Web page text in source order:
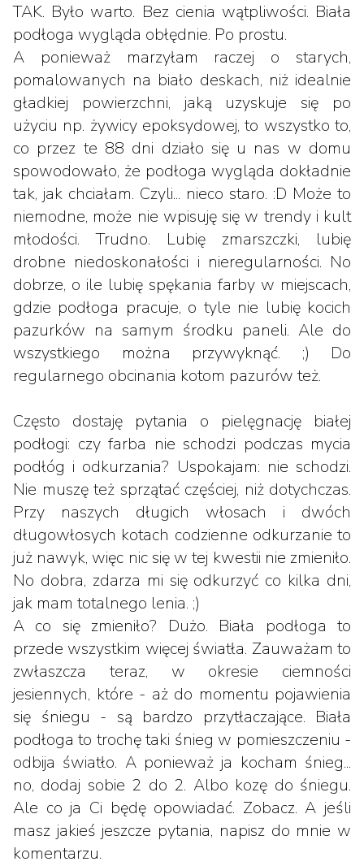
TAK. Było warto. Bez cienia wątpliwości. Biała
podłoga wygląda obłędnie. Po prostu.
A ponieważ marzyłam raczej o starych,
pomalowanych na biało deskach, niż idealnie
gładkiej powierzchni, jaką uzyskuje się po
użyciu np. żywicy epoksydowej, to wszystko to,
co przez te 88 dni działo się u nas w domu
spowodowało, że podłoga wygląda dokładnie
tak, jak chciałam. Czyli... nieco staro. :D Może to
niemodne, może nie wpisuję się w trendy i kult
młodości. Trudno. Lubię zmarszczki, lubię
drobne niedoskonałości i nieregularności. No
dobrze, o ile lubię spękania farby w miejscach,
gdzie podłoga pracuje, o tyle nie lubię kocich
pazurków na samym środku paneli. Ale do
wszystkiego można przywyknąć. ;) Do
regularnego obcinania kotom pazurów też.
Często dostaję pytania o pielęgnację białej
podłogi: czy farba nie schodzi podczas mycia
podłóg i odkurzania? Uspokajam: nie schodzi.
Nie muszę też sprzątać częściej, niż dotychczas.
Przy naszych długich włosach i dwóch
długowłosych kotach codzienne odkurzanie to
już nawyk, więc nic się w tej kwestii nie zmieniło.
No dobra, zdarza mi się odkurzyć co kilka dni,
jak mam totalnego lenia. ;)
A co się zmieniło? Dużo. Biała podłoga to
przede wszystkim więcej światła. Zauważam to
zwłaszcza teraz, w okresie ciemności
jesiennych, które - aż do momentu pojawienia
się śniegu - są bardzo przytłaczające. Biała
podłoga to trochę taki śnieg w pomieszczeniu -
odbija światło. A ponieważ ja kocham śnieg...
no, dodaj sobie 2 do 2. Albo kozę do śniegu.
Ale co ja Ci będę opowiadać. Zobacz. A jeśli
masz jakieś jeszcze pytania, napisz do mnie w
komentarzu.